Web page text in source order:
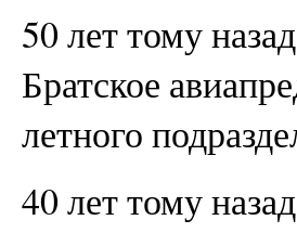
50 лет тому
Братское
летного
40 лет тому